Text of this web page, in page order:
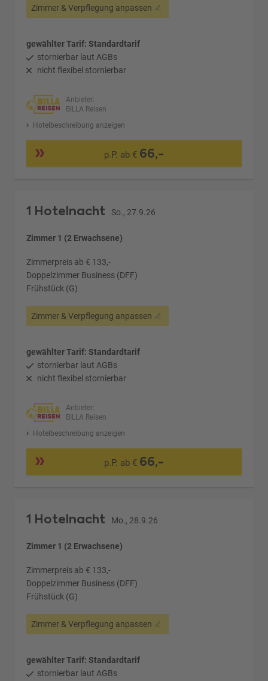
Zimmer & Verpflegung anpassen
gewählter Tarif: Standardtarif
stornierbar laut AGBs
nicht flexibel stornierbar
Anbieter:
BILLA Reisen
Hotelbeschreibung anzeigen
p.P. ab € 66,-
1 Hotelnacht So., 27.9.26
Zimmer 1 (2 Erwachsene)
Zimmerpreis ab € 133,-
Doppelzimmer Business (DFF)
Frühstück (G)
Zimmer & Verpflegung anpassen
gewählter Tarif: Standardtarif
stornierbar laut AGBs
nicht flexibel stornierbar
Anbieter:
BILLA Reisen
Hotelbeschreibung anzeigen
p.P. ab € 66,-
1 Hotelnacht Mo., 28.9.26
Zimmer 1 (2 Erwachsene)
Zimmerpreis ab € 133,-
Doppelzimmer Business (DFF)
Frühstück (G)
Zimmer & Verpflegung anpassen
gewählter Tarif: Standardtarif
stornierbar laut AGBs